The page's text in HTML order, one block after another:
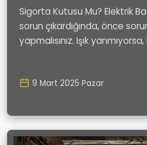
Sigorta Kutusu Mu? Elektrik
sorun çıkardığında, önce
yapmalısınız. Işık
9 Mart 2025 Pazar